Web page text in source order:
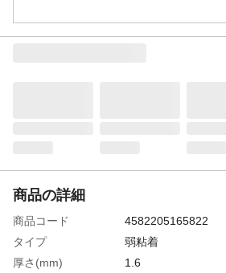
商品の詳細
商品コード
4582205165822
タイプ
弱粘着
厚さ(mm)
1.6